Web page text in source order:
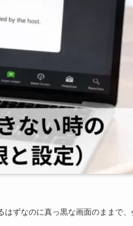
ずなのに真っ黒な画面のままで、